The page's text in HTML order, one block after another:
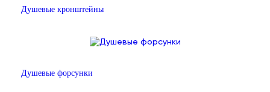
Душевые кронштейны
Душевые форсунки